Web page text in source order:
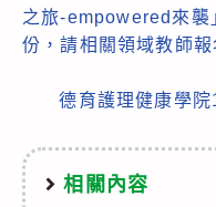
之旅-empowered來襲
份，請相關領域教師報
德育護理健康學
相關內容